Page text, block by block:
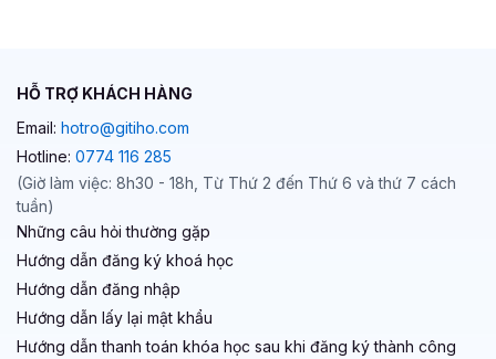
HỖ TRỢ KHÁCH HÀNG
Email: hotro@gitiho.com
Hotline: 0774 116 285
(Giờ làm việc: 8h30 - 18h, Từ Thứ 2 đến Thứ 6 và thứ 7 cách
tuần)
Những câu hỏi thường gặp
Hướng dẫn đăng ký khoá học
Hướng dẫn đăng nhập
Hướng dẫn lấy lại mật khẩu
Hướng dẫn thanh toán khóa học sau khi đăng ký thành công